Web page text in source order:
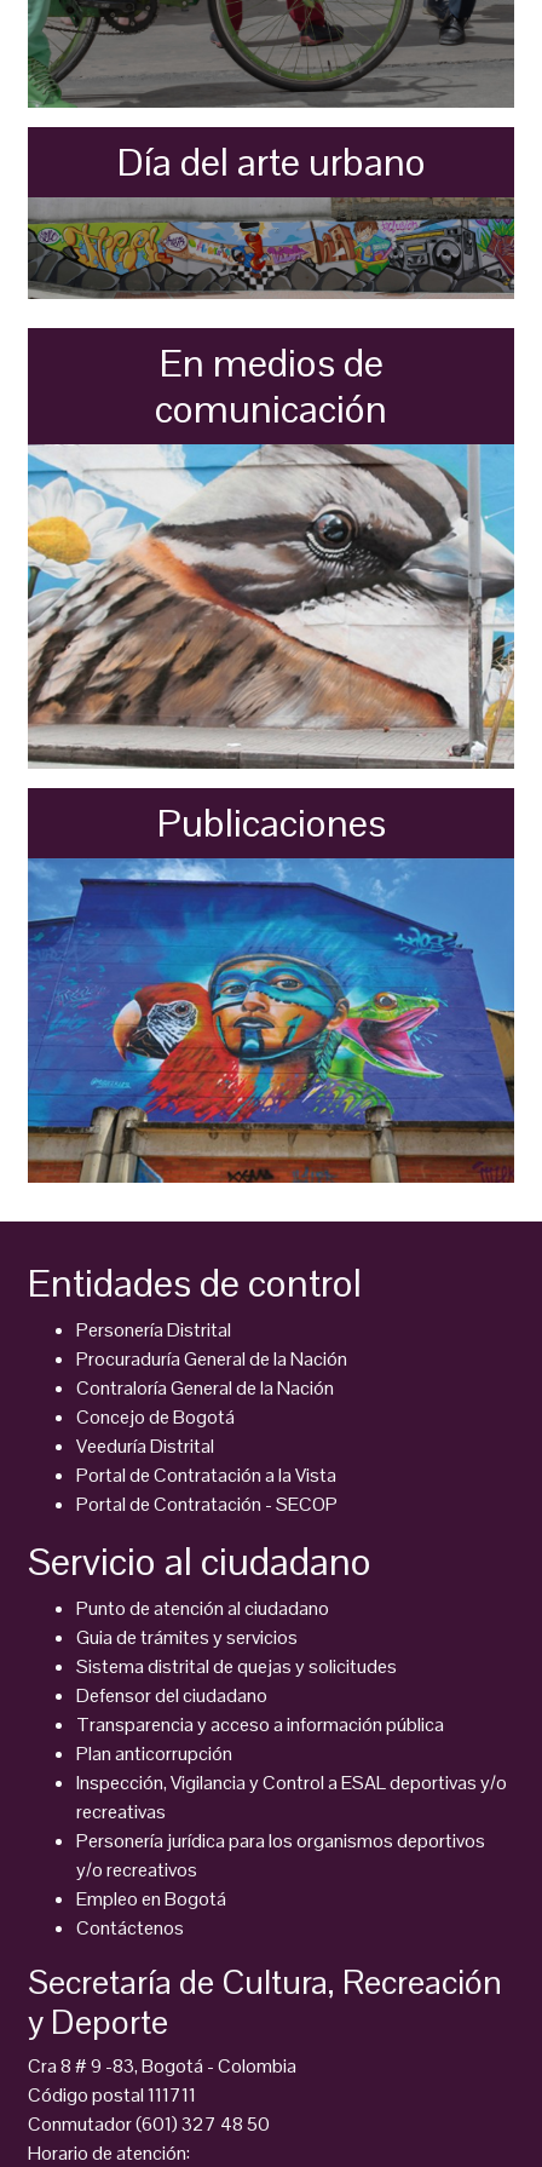
Día del arte urbano
En medios de
comunicación
Publicaciones
Entidades de control
Personería Distrital
Procuraduría General de la Nación
Contraloría General de la Nación
Concejo de Bogotá
Veeduría Distrital
Portal de Contratación a la Vista
Portal de Contratación - SECOP
Servicio al ciudadano
Punto de atención al ciudadano
Guia de trámites y servicios
Sistema distrital de quejas y solicitudes
Defensor del ciudadano
Transparencia y acceso a información pública
Plan anticorrupción
Inspección, Vigilancia y Control a ESAL deportivas y/o
recreativas
Personería jurídica para los organismos deportivos
y/o recreativos
Empleo en Bogotá
Contáctenos
Secretaría de Cultura, Recreación
y Deporte
Cra 8 # 9 -83, Bogotá - Colombia
Código postal 111711
Conmutador (601) 327 48 50
Horario de atención: